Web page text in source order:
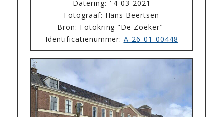
Datering: 14-03-2021
Fotograaf: Hans Beertsen
Bron: Fotokring "De Zoeker"
Identificatienummer: A-26-01-00448